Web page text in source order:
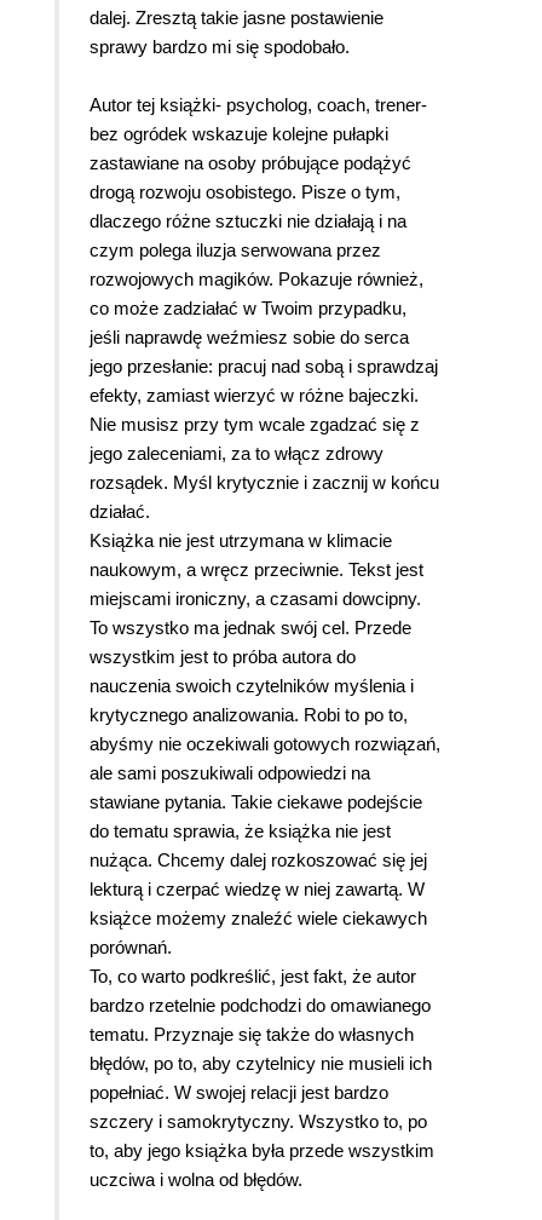
dalej. Zresztą takie jasne postawienie
sprawy bardzo mi się spodobało.
Autor tej książki- psycholog, coach, trener-
bez ogródek wskazuje kolejne pułapki
zastawiane na osoby próbujące podążyć
drogą rozwoju osobistego. Pisze o tym,
dlaczego różne sztuczki nie działają i na
czym polega iluzja serwowana przez
rozwojowych magików. Pokazuje również,
co może zadziałać w Twoim przypadku,
jeśli naprawdę weźmiesz sobie do serca
jego przesłanie: pracuj nad sobą i sprawdzaj
efekty, zamiast wierzyć w różne bajeczki.
Nie musisz przy tym wcale zgadzać się z
jego zaleceniami, za to włącz zdrowy
rozsądek. Myśl krytycznie i zacznij w końcu
działać.
Książka nie jest utrzymana w klimacie
naukowym, a wręcz przeciwnie. Tekst jest
miejscami ironiczny, a czasami dowcipny.
To wszystko ma jednak swój cel. Przede
wszystkim jest to próba autora do
nauczenia swoich czytelników myślenia i
krytycznego analizowania. Robi to po to,
abyśmy nie oczekiwali gotowych rozwiązań,
ale sami poszukiwali odpowiedzi na
stawiane pytania. Takie ciekawe podejście
do tematu sprawia, że książka nie jest
nużąca. Chcemy dalej rozkoszować się jej
lekturą i czerpać wiedzę w niej zawartą. W
książce możemy znaleźć wiele ciekawych
porównań.
To, co warto podkreślić, jest fakt, że autor
bardzo rzetelnie podchodzi do omawianego
tematu. Przyznaje się także do własnych
błędów, po to, aby czytelnicy nie musieli ich
popełniać. W swojej relacji jest bardzo
szczery i samokrytyczny. Wszystko to, po
to, aby jego książka była przede wszystkim
uczciwa i wolna od błędów.